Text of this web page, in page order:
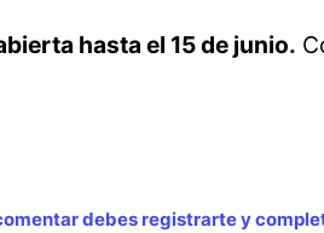
hasta el 15 de junio.
debes registrarte y